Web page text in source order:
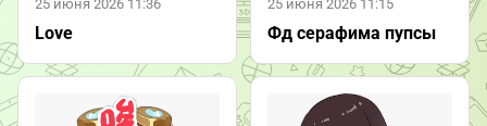
25 июня 2026 11:36
Love
25 июня 2026 11:15
Фд серафима пупсы